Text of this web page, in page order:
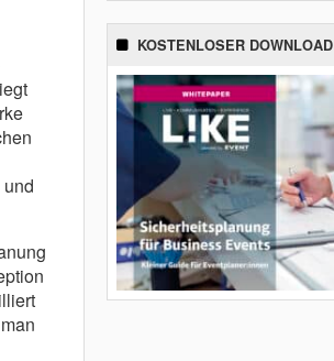
KOSTENLOSER DOWNLOAD